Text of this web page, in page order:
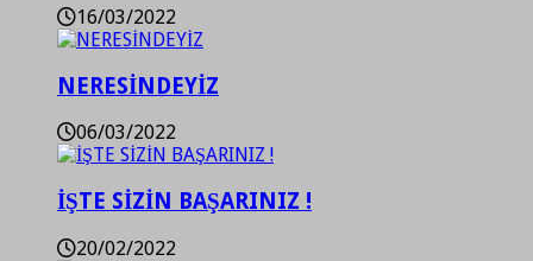
16/03/2022
NERESİNDEYİZ
06/03/2022
İŞTE SİZİN BAŞARINIZ !
20/02/2022